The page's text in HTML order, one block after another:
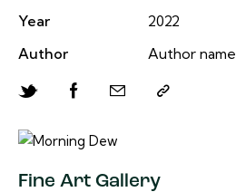
Year
2022
Author
Author name
Fine Art Gallery